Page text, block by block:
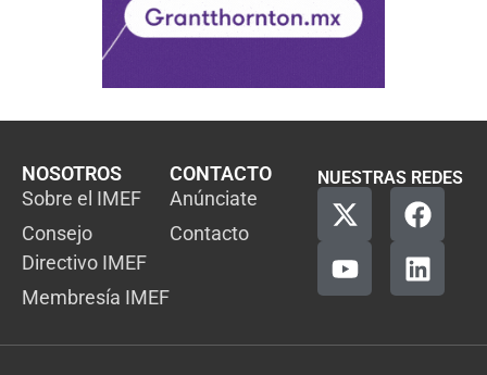
NOSOTROS
Sobre el IMEF
Consejo
Directivo IMEF
Membresía IMEF
CONTACTO
Anúnciate
Contacto
NUESTRAS REDES